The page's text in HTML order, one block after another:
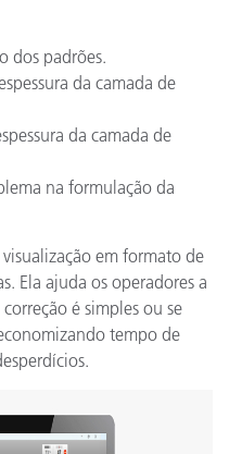
dos padrões.
da camada de
da camada de
na formulação da
em formato de
Ela ajuda os operadores a
é simples ou se
tempo de